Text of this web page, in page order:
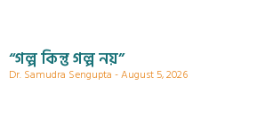
“গল্প কিন্তু গল্প নয়”
Dr. Samudra Sengupta August 5, 2026